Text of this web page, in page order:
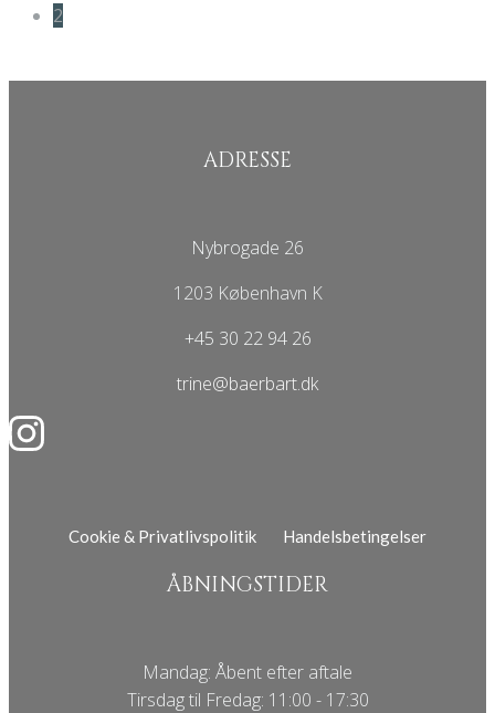
2
ADRESSE
Nybrogade 26
1203 København K
+45 30 22 94 26
trine@baerbart.dk
Cookie & Privatlivspolitik Handelsbetingelser
ÅBNINGSTIDER
Mandag: Åbent efter aftale
Tirsdag til Fredag: 11:00 - 17:30